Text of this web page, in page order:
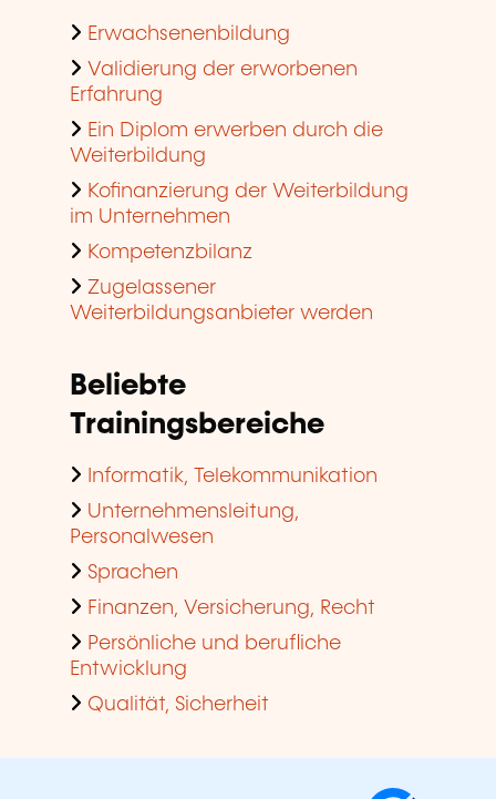
Erwachsenenbildung
Validierung der erworbenen
Erfahrung
Ein Diplom erwerben durch die
Weiterbildung
Kofinanzierung der Weiterbildung
im Unternehmen
Kompetenzbilanz
Zugelassener
Weiterbildungsanbieter werden
Beliebte
Trainingsbereiche
Informatik, Telekommunikation
Unternehmensleitung,
Personalwesen
Sprachen
Finanzen, Versicherung, Recht
Persönliche und berufliche
Entwicklung
Qualität, Sicherheit